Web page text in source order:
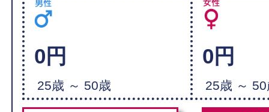
0円
25歳 ～ 50歳
0円
25歳 ～